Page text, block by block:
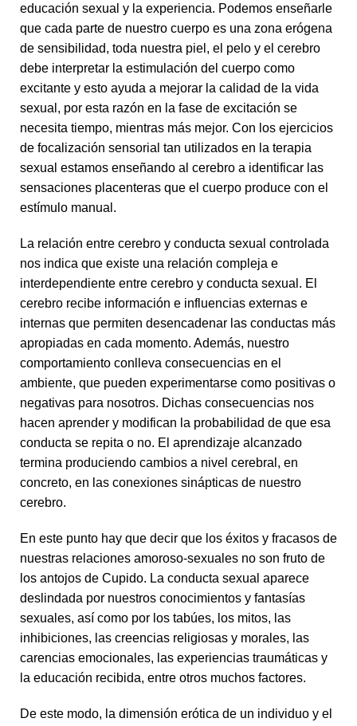
educación sexual y la experiencia. Podemos enseñarle
que cada parte de nuestro cuerpo es una zona erógena
de sensibilidad, toda nuestra piel, el pelo y el cerebro
debe interpretar la estimulación del cuerpo como
excitante y esto ayuda a mejorar la calidad de la vida
sexual, por esta razón en la fase de excitación se
necesita tiempo, mientras más mejor. Con los ejercicios
de focalización sensorial tan utilizados en la terapia
sexual estamos enseñando al cerebro a identificar las
sensaciones placenteras que el cuerpo produce con el
estímulo manual.
La relación entre cerebro y conducta sexual controlada
nos indica que existe una relación compleja e
interdependiente entre cerebro y conducta sexual. El
cerebro recibe información e influencias externas e
internas que permiten desencadenar las conductas más
apropiadas en cada momento. Además, nuestro
comportamiento conlleva consecuencias en el
ambiente, que pueden experimentarse como positivas o
negativas para nosotros. Dichas consecuencias nos
hacen aprender y modifican la probabilidad de que esa
conducta se repita o no. El aprendizaje alcanzado
termina produciendo cambios a nivel cerebral, en
concreto, en las conexiones sinápticas de nuestro
cerebro.
En este punto hay que decir que los éxitos y fracasos de
nuestras relaciones amoroso-sexuales no son fruto de
los antojos de Cupido. La conducta sexual aparece
deslindada por nuestros conocimientos y fantasías
sexuales, así como por los tabúes, los mitos, las
inhibiciones, las creencias religiosas y morales, las
carencias emocionales, las experiencias traumáticas y
la educación recibida, entre otros muchos factores.
De este modo, la dimensión erótica de un individuo y el